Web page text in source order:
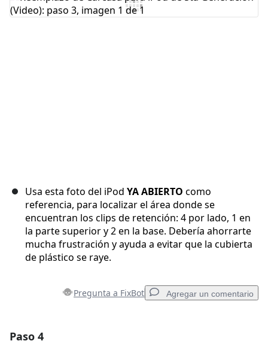
Agregar Comentario
Usa esta foto del iPod YA ABIERTO como
referencia, para localizar el área donde se
encuentran los clips de retención: 4 por lado, 1 en
la parte superior y 2 en la base. Debería ahorrarte
mucha frustración y ayuda a evitar que la cubierta
de plástico se raye.
Pregunta a FixBot Agregar un comentario
Paso 4